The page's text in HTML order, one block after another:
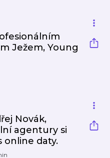
Ježem, Young
Novák,
agentury si
online daty.